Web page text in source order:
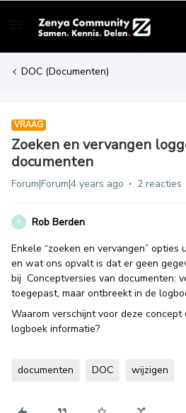
DOC (Documenten)
VRAAG
Zoeken en vervangen
documenten
Forum|Forum|4 years ago 2 reacties
R
Rob Berden
Enkele “zoeken en vervangen” opties
en wat ons opvalt is dat er geen
bij Conceptversies van documenten:
toegepast, maar ontbreekt in de
Waarom verschijnt voor deze concept
logboek informatie?
documenten DOC wijzigen